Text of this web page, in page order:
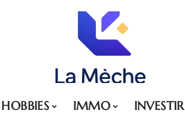
HOBBIES IMMO INVESTIR